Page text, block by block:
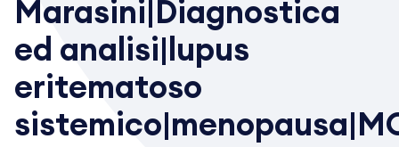
Marasini|Diagnostica
ed analisi|lupus
eritematoso